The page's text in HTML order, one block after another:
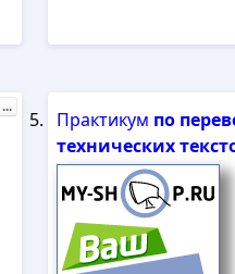
...
Практикум по
технических